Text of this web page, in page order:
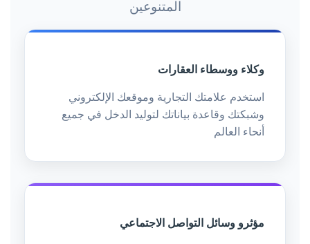
المتنوعين
وكلاء ووسطاء العقارات
استخدم علامتك التجارية وموقعك الإلكتروني
وشبكتك وقاعدة بياناتك لتوليد الدخل في جميع
أنحاء العالم
مؤثرو وسائل التواصل الاجتماعي